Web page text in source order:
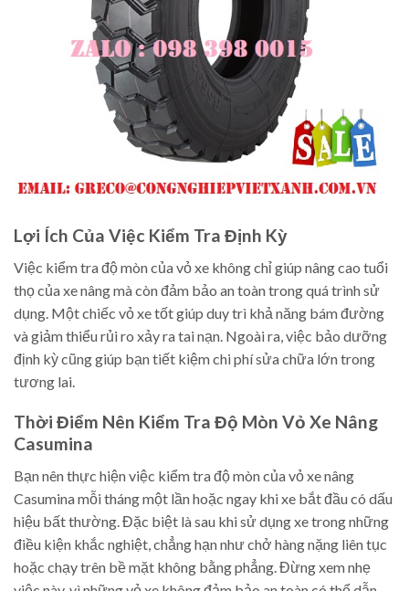
Lợi Ích Của Việc Kiểm Tra Định Kỳ
Việc kiểm tra độ mòn của vỏ xe không chỉ giúp nâng cao tuổi
thọ của xe nâng mà còn đảm bảo an toàn trong quá trình sử
dụng. Một chiếc vỏ xe tốt giúp duy trì khả năng bám đường
và giảm thiểu rủi ro xảy ra tai nạn. Ngoài ra, việc bảo dưỡng
định kỳ cũng giúp bạn tiết kiệm chi phí sửa chữa lớn trong
tương lai.
Thời Điểm Nên Kiểm Tra Độ Mòn Vỏ Xe Nâng
Casumina
Bạn nên thực hiện việc kiểm tra độ mòn của vỏ xe nâng
Casumina mỗi tháng một lần hoặc ngay khi xe bắt đầu có dấu
hiệu bất thường. Đặc biệt là sau khi sử dụng xe trong những
điều kiện khắc nghiệt, chẳng hạn như chở hàng nặng liên tục
hoặc chạy trên bề mặt không bằng phẳng. Đừng xem nhẹ